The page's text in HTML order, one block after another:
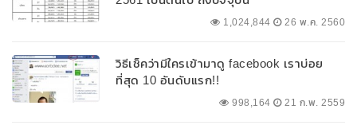
1,024,844 26 พ.ค. 2560
วิธีเช็คว่ามีใครเข้ามาดู facebook เราบ่อย
ที่สุด 10 อันดับแรก!!
998,164 21 ก.พ. 2559